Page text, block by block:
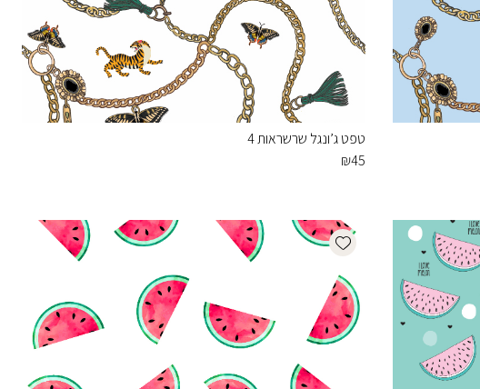
טפט ג’ונגל שרשראות 4
₪45
Add wishlist